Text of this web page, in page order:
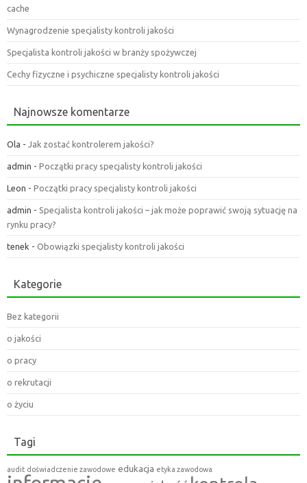
cache
Wynagrodzenie specjalisty kontroli jakości
Specjalista kontroli jakości w branży spożywczej
Cechy fizyczne i psychiczne specjalisty kontroli jakości
Najnowsze komentarze
Ola - Jak zostać kontrolerem jakości?
admin - Początki pracy specjalisty kontroli jakości
Leon - Początki pracy specjalisty kontroli jakości
admin - Specjalista kontroli jakości – jak może poprawić swoją sytuację na
rynku pracy?
tenek - Obowiązki specjalisty kontroli jakości
Kategorie
Bez kategorii
o jakości
o pracy
o rekrutacji
o życiu
Tagi
audit doświadczenie zawodowe edukacja etyka zawodowa